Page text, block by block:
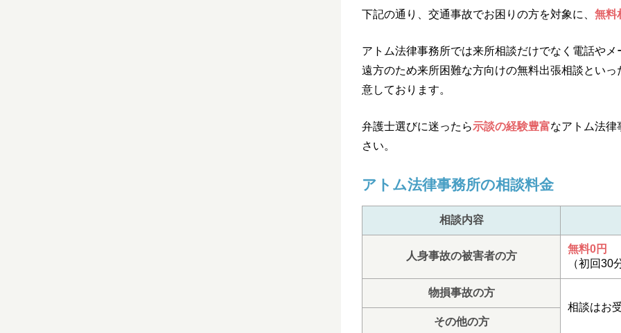
下記の通り、交通事故でお困りの方を対象に、 無料
アトム法律事務所では来所相談だけでなく電話や
遠方のため来所困難な方向けの無料出張相談といっ
意しております。
弁護士選びに迷ったら示談の経験豊富なアトム法律
さい。
アトム法律事務所の相談料金
相談内容
人身事故の被害者の方
無料0円
（初回30
物損事故の方
相談はお
その他の方